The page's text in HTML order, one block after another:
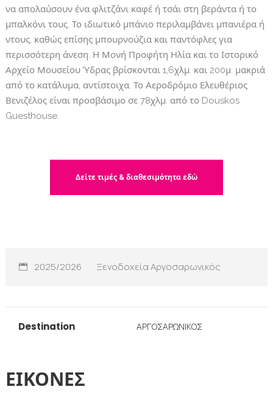
να απολαύσουν ένα φλιτζάνι καφέ ή τσάι στη βεράντα ή το
μπαλκόνι τους. Το ιδιωτικό μπάνιο περιλαμβάνει μπανιέρα ή
ντους, καθώς επίσης μπουρνούζια και παντόφλες για
περισσότερη άνεση. Η Μονή Προφήτη Ηλία και το Ιστορικό
Αρχείο Μουσείου Ύδρας βρίσκονται 1,6χλμ. και 200μ. μακριά
από το κατάλυμα, αντίστοιχα. Το Αεροδρόμιο Ελευθέριος
Βενιζέλος είναι προσβάσιμο σε 78χλμ. από το Douskos
Guesthouse.
Δείτε τιμές & διαθεσιμότητα εδώ
2025/2026 Ξενοδοχεία Αργοσαρωνικός
Destination ΑΡΓΟΣΑΡΩΝΙΚΟΣ
ΕΙΚΟΝΕΣ